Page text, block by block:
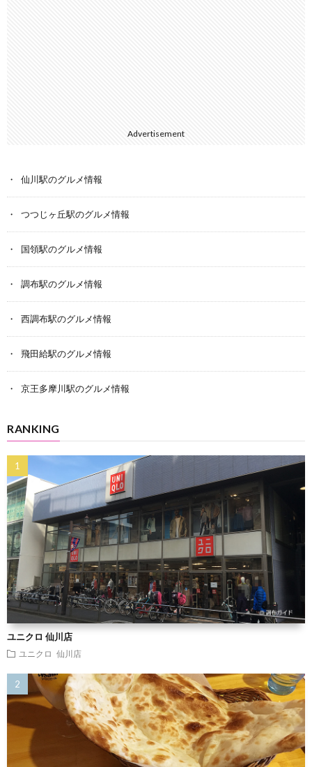
Advertisement
仙川駅のグルメ情報
つつじヶ丘駅のグルメ情報
国領駅のグルメ情報
調布駅のグルメ情報
西調布駅のグルメ情報
飛田給駅のグルメ情報
京王多摩川駅のグルメ情報
RANKING
ユニクロ 仙川店
ユニクロ 仙川店